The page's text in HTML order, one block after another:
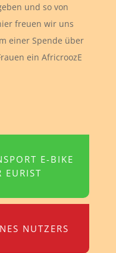
und so von
freuen wir uns
einer Spende über
ein AfricroozE
E-BIKE
EURIST
NUTZERS